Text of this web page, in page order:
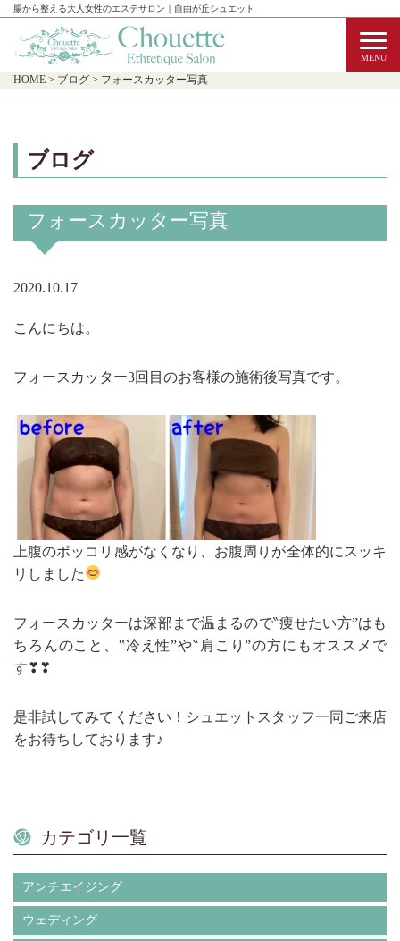
腸から整える大人女性のエステサロン｜自由が丘シュエット
HOME > ブログ > フォースカッター写真
ブログ
フォースカッター写真
2020.10.17
こんにちは。
フォースカッター3回目のお客様の施術後写真です。
上腹のポッコリ感がなくなり、お腹周りが全体的にスッキ
リしました
フォースカッターは深部まで温まるので‶痩せたい方”はも
ちろんのこと、‟冷え性”や‶肩こり”の方にもオススメで
す❣❣
是非試してみてください！シュエットスタッフ一同ご来店
をお待ちしております♪
カテゴリ一覧
アンチエイジング
ウェディング